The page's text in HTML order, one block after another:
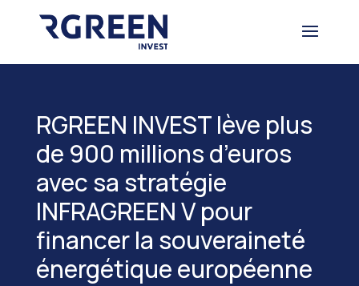
RGREEN INVEST lève plus
de 900 millions d’euros
avec sa stratégie
INFRAGREEN V pour
financer la souveraineté
énergétique européenne